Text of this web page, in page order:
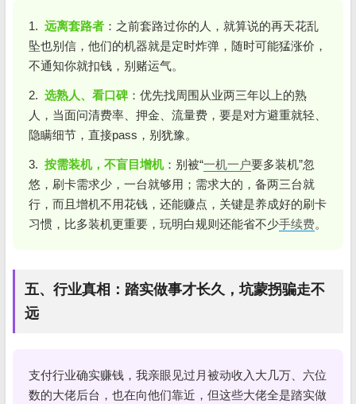
1. 远离套路者 ：之前套路过你的人，就算说的再天花乱
坠也别信，他们的机器就是定时炸弹，随时可能猛涨价，
不通知你就扣钱，别赌运气。
2. 选熟人、看口碑：优先找周围从业两三年以上的熟
人，当面问清费率、押金、流量费，要是对方避重就轻、
隐瞒细节，直接pass，别犹豫。
3. 按需装机，不盲目增机：别被“一机一户要多装机”忽
悠，刷卡需求少，一台就够用；需求大的，备两三台就
行，而且增机不用花钱，还能赚点，关键是养成好的刷卡
习惯，比多装机更重要，玩明白规则还能省不少手续费。
五、行业真相：踏实做事才长久，坑蒙拐骗走不
远
支付行业确实赚钱，我亲眼见过月被动收入大几万、六位
数的大佬后台，也在向他们靠近，但这些大佬全是踏实做